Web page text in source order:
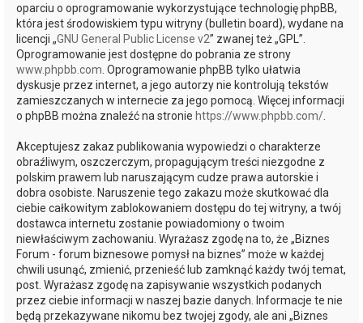
oparciu o oprogramowanie wykorzystujące technologię phpBB,
która jest środowiskiem typu witryny (bulletin board), wydane na
licencji „GNU General Public License v2” zwanej też „GPL”.
Oprogramowanie jest dostępne do pobrania ze strony
www.phpbb.com . Oprogramowanie phpBB tylko ułatwia
dyskusje przez internet, a jego autorzy nie kontrolują tekstów
zamieszczanych w internecie za jego pomocą. Więcej informacji
o phpBB można znaleźć na stronie https://www.phpbb.com/
Akceptujesz zakaz publikowania wypowiedzi o charakterze
obraźliwym, oszczerczym, propagującym treści niezgodne z
polskim prawem lub naruszającym cudze prawa autorskie i
dobra osobiste. Naruszenie tego zakazu może skutkować dla
ciebie całkowitym zablokowaniem dostępu do tej witryny, a twój
dostawca internetu zostanie powiadomiony o twoim
niewłaściwym zachowaniu. Wyrażasz zgodę na to, że „Biznes
Forum - forum biznesowe pomysł na biznes” może w każdej
chwili usunąć, zmienić, przenieść lub zamknąć każdy twój temat,
post. Wyrażasz zgodę na zapisywanie wszystkich podanych
przez ciebie informacji w naszej bazie danych. Informacje te nie
będą przekazywane nikomu bez twojej zgody, ale ani „Biznes